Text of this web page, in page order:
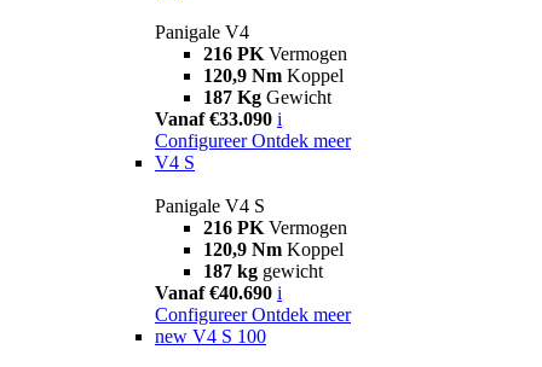
Panigale V4
216 PK Vermogen
120,9 Nm Koppel
187 Kg Gewicht
Vanaf €33.090 i
Configureer Ontdek meer
V4 S
Panigale V4 S
216 PK Vermogen
120,9 Nm Koppel
187 kg gewicht
Vanaf €40.690 i
Configureer Ontdek meer
new V4 S 100